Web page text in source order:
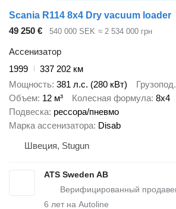
Scania R114 8x4 Dry vacuum loader
49 250 €
540 000 SEK ≈ 2 534 000 грн
Ассенизатор
1999
337 202 км
Мощность 381 л.с. (280 кВт) Грузопод.
Объем 12 м³ Колесная формула 8x4
Подвеска рессора/пневмо
Марка ассенизатора Disab
Швеция, Stugun
ATS Sweden AB
6 лет на Autoline